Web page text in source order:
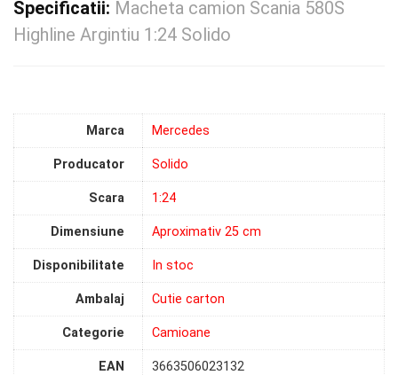
Specificatii: Macheta camion Scania 580S
Highline Argintiu 1:24 Solido
Marca Mercedes
Producator Solido
Scara 1:24
Dimensiune Aproximativ 25 cm
Disponibilitate In stoc
Ambalaj Cutie carton
Categorie Camioane
EAN 3663506023132